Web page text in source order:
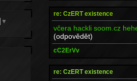
re: CzERT existence
včera hackli soom.cz
(odpovědět)
cC2ErVv
re: CzERT existence
▼